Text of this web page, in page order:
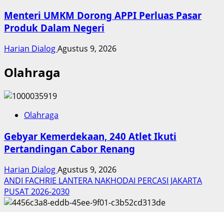
Menteri UMKM Dorong APPI Perluas Pasar
Produk Dalam Negeri
Harian DialogAgustus 9, 2026
Olahraga
Olahraga
Gebyar Kemerdekaan, 240 Atlet Ikuti
Pertandingan Cabor Renang
Harian DialogAgustus 9, 2026
ANDI FACHRIE LANTERA NAKHODAI PERCASI JAKARTA
PUSAT 2026-2030